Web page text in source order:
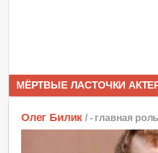
МЁРТВЫЕ ЛАСТОЧКИ
Олег Билик / - главная роль